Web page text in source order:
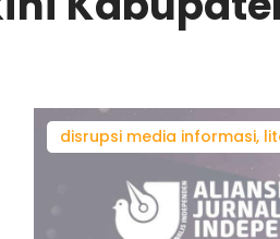
disrupsi media informasi,